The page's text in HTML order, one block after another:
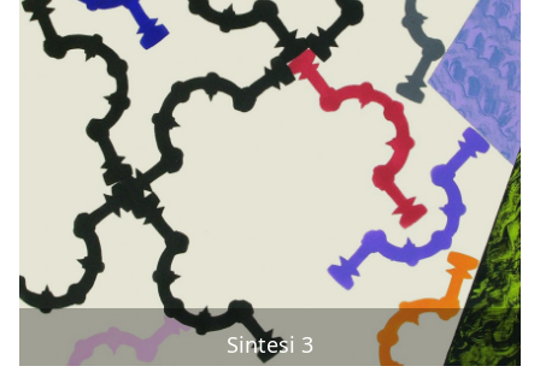
Sintesi 3